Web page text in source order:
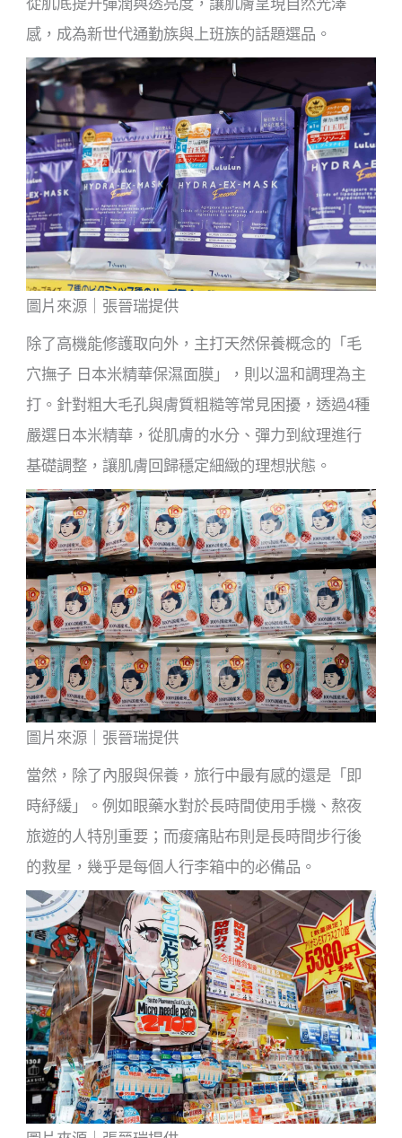
從肌底提升彈潤與透亮度，讓肌膚呈現自然光澤
感，成為新世代通勤族與上班族的話題選品。
圖片來源｜張晉瑞提供
除了高機能修護取向外，主打天然保養概念的「毛
穴撫子 日本米精華保濕面膜」，則以溫和調理為主
打。針對粗大毛孔與膚質粗糙等常見困擾，透過4種
嚴選日本米精華，從肌膚的水分、彈力到紋理進行
基礎調整，讓肌膚回歸穩定細緻的理想狀態。
圖片來源｜張晉瑞提供
當然，除了內服與保養，旅行中最有感的還是「即
時紓緩」。例如眼藥水對於長時間使用手機、熬夜
旅遊的人特別重要；而痠痛貼布則是長時間步行後
的救星，幾乎是每個人行李箱中的必備品。